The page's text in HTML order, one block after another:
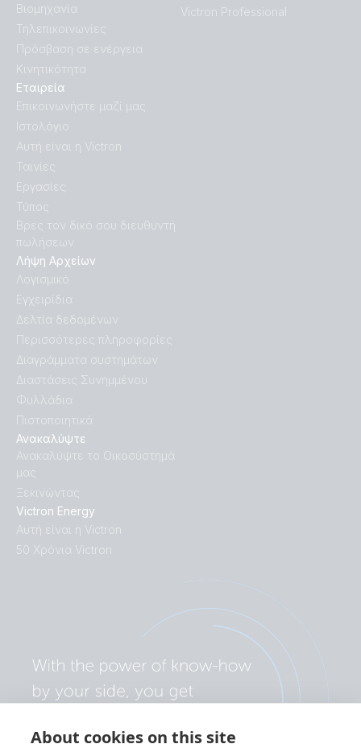
About cookies on this site
Ανακαλύψτε
Ανακαλύψτε το Οικοσύστημά
μας
Ξεκινώντας
Victron Energy
Αυτή είναι η Victron
50 Χρόνια Victron
Λήψη Αρχείων
Λογισμικό
Εγχειρίδια
Δελτία δεδομένων
Περισσότερες πληροφορίες
Διαγράμματα συστημάτων
Διαστάσεις Συνημμένου
Φυλλάδια
Πιστοποιητικά
Βιομηχανία
Τηλεπικοινωνίες
Πρόσβαση σε ενέργεια
Κινητικότητα
Εταιρεία
Επικοινωνήστε μαζί μας
Ιστολόγιο
Αυτή είναι η Victron
Ταινίες
Εργασίες
Τύπος
Βρες τον δικό σου διευθυντή
πωλήσεων
Victron Professional